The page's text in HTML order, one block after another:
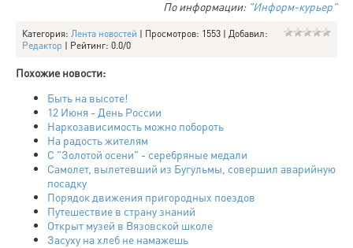
По информации: "Информ-курьер"
Категория: Лента новостей | Просмотров: 1553 | Добавил:
Редактор | Рейтинг: 0.0/0
Похожие новости:
Быть на высоте!
12 Июня - День России
Наркозависимость можно побороть
На радость жителям
С "Золотой осени" - серебряные медали
Самолет, вылетевший из Бугульмы, совершил аварийную
посадку
Порядок движения пригородных поездов
Путешествие в страну знаний
Открыт музей в Вязовской школе
Засуху на хлеб не намажешь